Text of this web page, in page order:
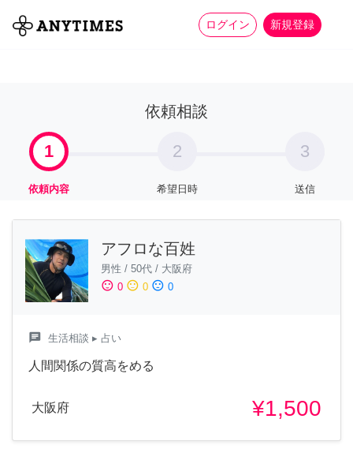
ログイン 新規登録
全て 家事 more_horiz
依頼相談
1
依頼内容
2
希望日時
3
送信
アフロな百姓
男性 / 50代 / 大阪府
sentiment_satisfied 0 sentiment_neutral 0 sentiment_dissatisfied 0
chat 生活相談 ▸ 占い
人間関係の質高をめる
大阪府 ¥1,500